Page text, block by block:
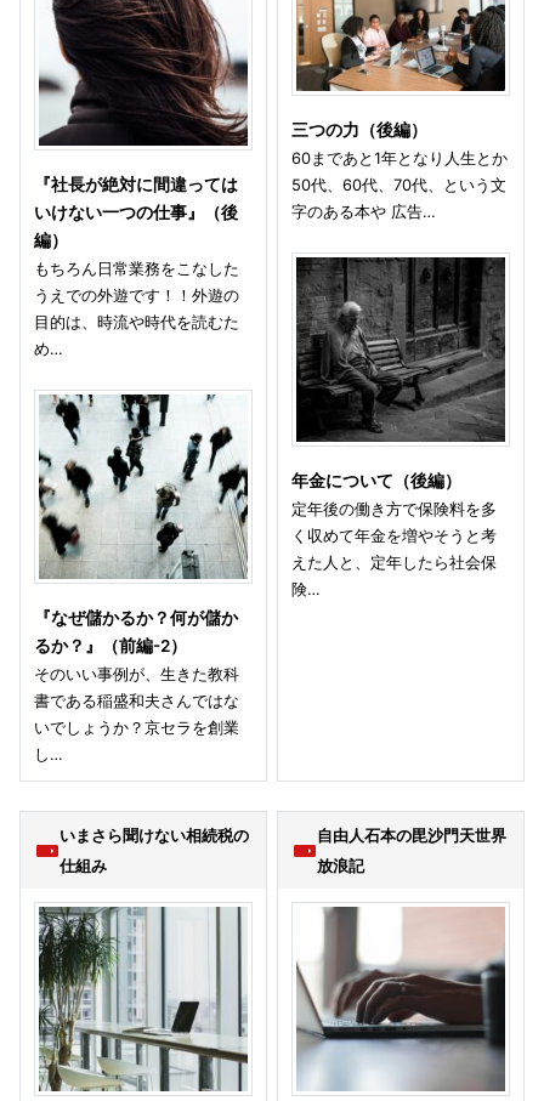
『社長が絶対に間違っては
いけない一つの仕事』（後
編）
もちろん日常業務をこなした
うえでの外遊です！！外遊の
目的は、時流や時代を読むた
め…
『なぜ儲かるか？何が儲か
るか？』（前編-2）
そのいい事例が、生きた教科
書である稲盛和夫さんではな
いでしょうか？京セラを創業
し…
三つの力（後編）
60まであと1年となり人生とか
50代、60代、70代、という文
字のある本や 広告…
年金について（後編）
定年後の働き方で保険料を多
く収めて年金を増やそうと考
えた人と、定年したら社会保
険…
いまさら聞けない相続税の
仕組み
自由人石本の毘沙門天世界
放浪記